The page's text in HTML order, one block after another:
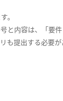
。
と内容は、「要
も提出する必要が